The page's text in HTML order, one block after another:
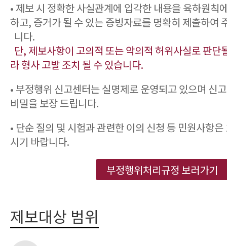
• 제보 시 정확한 사실관계에 입각한 내용을 육하원칙
하고, 증거가 될 수 있는 증빙자료를 명확히 제출하여
니다.
단, 제보사항이 고의적 또는 악의적 허위사실로 판단
라 형사 고발 조치 될 수 있습니다.
• 부정행위 신고센터는 실명제로 운영되고 있으며 신
비밀을 보장 드립니다.
• 단순 질의 및 시험과 관련한 이의 신청 등 민원사항
시기 바랍니다.
부정행위처리규정 보러가기
제보대상 범위